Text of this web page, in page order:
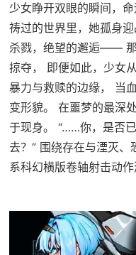
少女睁开双眼的瞬间，
祷过的世界里，她孤身
杀戮，绝望的邂逅——
掠夺， 即便如此，少女
暴力与救赎的边缘， 当
变形貌。 在噩梦的最深
于现身。 “……你，是否
去？” 围绕存在与湮灭
系科幻横版卷轴射击动